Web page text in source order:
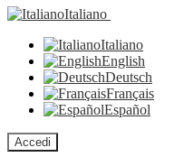
Italiano
Italiano
English
Deutsch
Français
Español
Accedi